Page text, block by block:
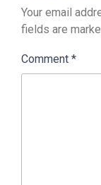
Your email
fields are
Comment *